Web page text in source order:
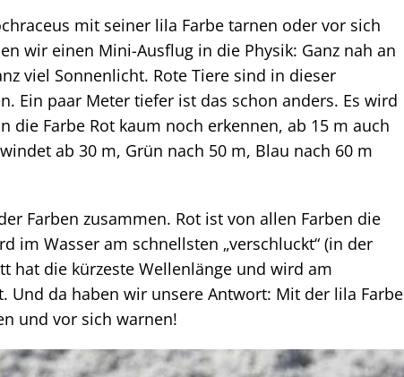
mit seiner lila Farbe tarnen oder vor sich
wir einen Mini-Ausflug in die Physik: Ganz nah an
viel Sonnenlicht. Rote Tiere sind in dieser
Ein paar Meter tiefer ist das schon anders. Es wird
die Farbe Rot kaum noch erkennen, ab 15 m auch
ab 30 m, Grün nach 50 m, Blau nach 60 m
Farben zusammen. Rot ist von allen Farben die
im Wasser am schnellsten „verschluckt“ (in der
hat die kürzeste Wellenlänge und wird am
Und da haben wir unsere Antwort: Mit der lila Farbe
und vor sich warnen!